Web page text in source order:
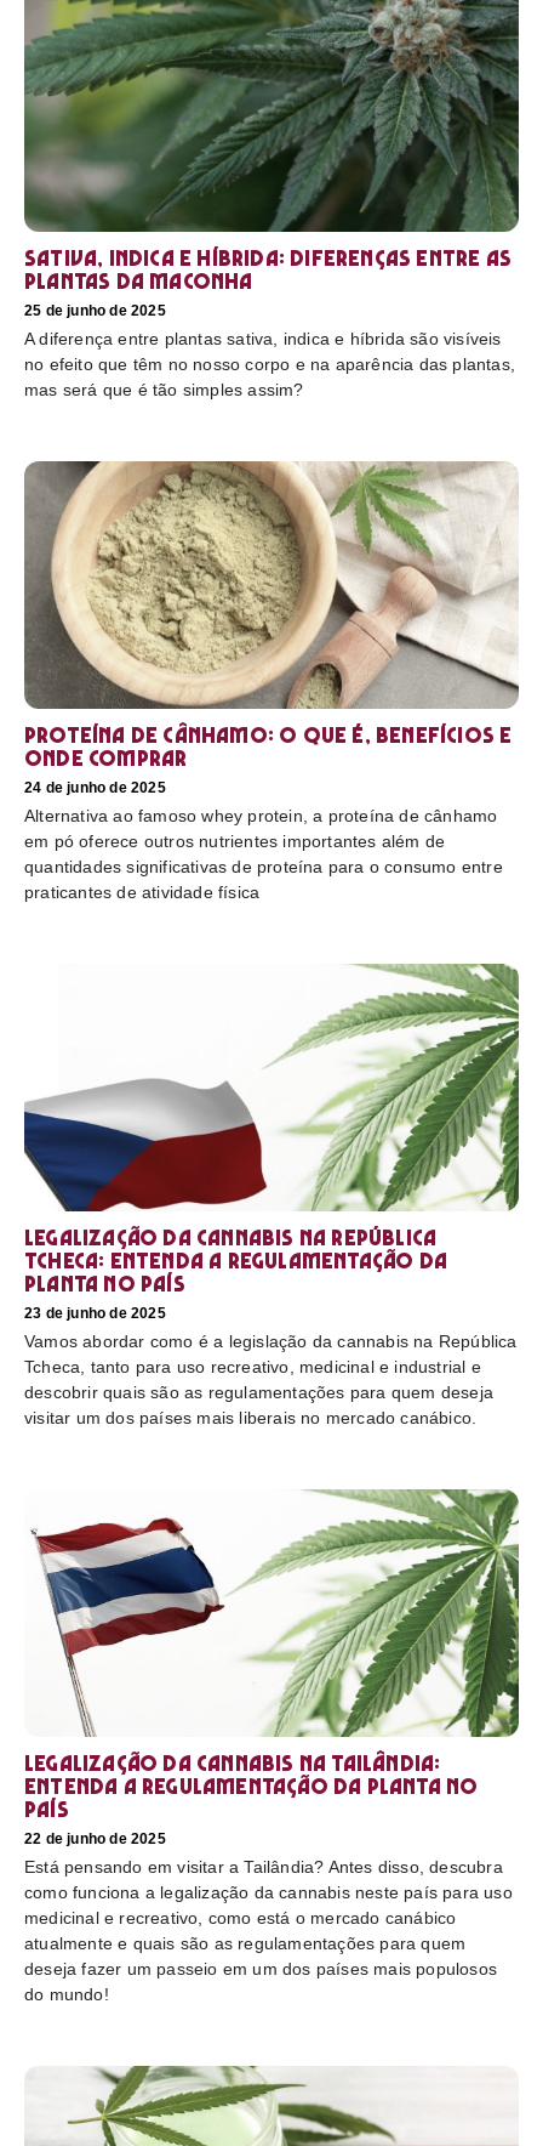
Sativa, Indica e Híbrida: diferenças entre as
plantas da maconha
25 de junho de 2025
A diferença entre plantas sativa, indica e híbrida são visíveis
no efeito que têm no nosso corpo e na aparência das plantas,
mas será que é tão simples assim?
Proteína de cânhamo: o que é, benefícios e
onde comprar
24 de junho de 2025
Alternativa ao famoso whey protein, a proteína de cânhamo
em pó oferece outros nutrientes importantes além de
quantidades significativas de proteína para o consumo entre
praticantes de atividade física
Legalização da cannabis na República
Tcheca: entenda a regulamentação da
planta no país
23 de junho de 2025
Vamos abordar como é a legislação da cannabis na República
Tcheca, tanto para uso recreativo, medicinal e industrial e
descobrir quais são as regulamentações para quem deseja
visitar um dos países mais liberais no mercado canábico.
Legalização da cannabis na Tailândia:
Entenda a regulamentação da planta no
país
22 de junho de 2025
Está pensando em visitar a Tailândia? Antes disso, descubra
como funciona a legalização da cannabis neste país para uso
medicinal e recreativo, como está o mercado canábico
atualmente e quais são as regulamentações para quem
deseja fazer um passeio em um dos países mais populosos
do mundo!